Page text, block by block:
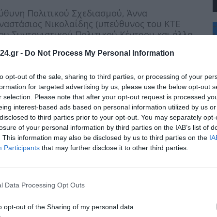
- Do Not Process My Personal Information
opt-out of the sale, sharing to third parties, or processing of your
for targeted advertising by us, please use the below opt-out
selection. Please note that after your opt-out request is processed
interest-based ads based on personal information utilized by us
to third parties prior to your opt-out. You may separately
of your personal information by third parties on the IAB’s list of
This information may also be disclosed by us to third parties on the
Participants that may further disclose it to other third parties.
Data Processing Opt Outs
opt-out of the Sharing of my personal data.
Πολιτικού Σχεδιασμού, Άννα
Νικολαΐδης (υπεύθυνος του ΚΤΕ
Πολιτικού Κέντρου και άλλα
+
°